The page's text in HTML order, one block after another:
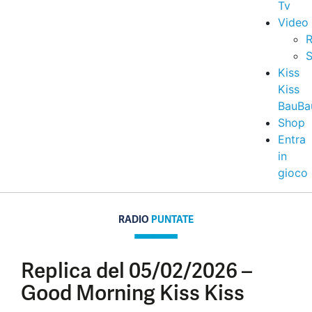
Tv
Video
Kiss
Kiss
Shop
Entra
in
gioco
RADIO PUNTATE
Replica del 05/02/2026 –
Good Morning Kiss Kiss